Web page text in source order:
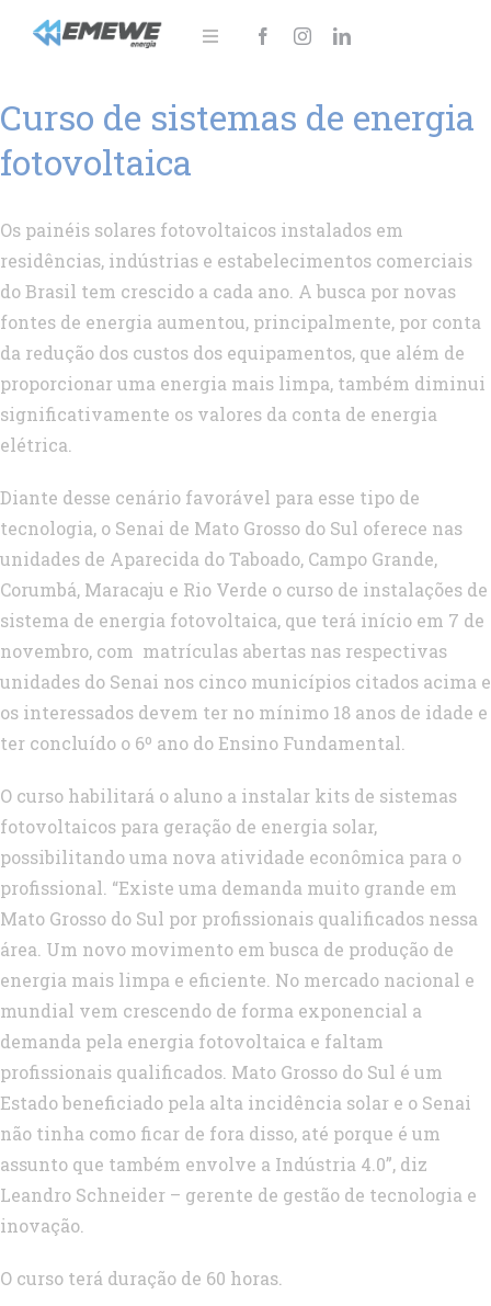
para
conteúdo
Toggle
Área do cliente
Fale Conosco!
Curso de sistemas de energia
fotovoltaica
Os painéis solares fotovoltaicos instalados em
residências, indústrias e estabelecimentos comerciais
do Brasil tem crescido a cada ano. A busca por novas
fontes de energia aumentou, principalmente, por conta
da redução dos custos dos equipamentos, que além de
proporcionar uma energia mais limpa, também diminui
significativamente os valores da conta de energia
elétrica.
Diante desse cenário favorável para esse tipo de
tecnologia, o Senai de Mato Grosso do Sul oferece nas
unidades de Aparecida do Taboado, Campo Grande,
Corumbá, Maracaju e Rio Verde o curso de instalações de
sistema de energia fotovoltaica, que terá início em 7 de
novembro, com matrículas abertas nas respectivas
unidades do Senai nos cinco municípios citados acima e
os interessados devem ter no mínimo 18 anos de idade e
ter concluído o 6º ano do Ensino Fundamental.
O curso habilitará o aluno a instalar kits de sistemas
fotovoltaicos para geração de energia solar,
possibilitando uma nova atividade econômica para o
profissional. “Existe uma demanda muito grande em
Mato Grosso do Sul por profissionais qualificados nessa
área. Um novo movimento em busca de produção de
energia mais limpa e eficiente. No mercado nacional e
mundial vem crescendo de forma exponencial a
demanda pela energia fotovoltaica e faltam
profissionais qualificados. Mato Grosso do Sul é um
Estado beneficiado pela alta incidência solar e o Senai
não tinha como ficar de fora disso, até porque é um
assunto que também envolve a Indústria 4.0”, diz
Leandro Schneider – gerente de gestão de tecnologia e
inovação.
O curso terá duração de 60 horas.